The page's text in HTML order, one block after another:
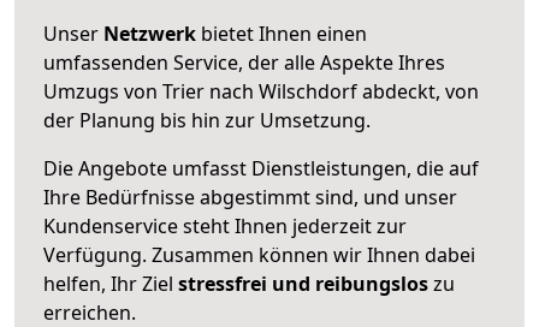
Unser Netzwerk bietet Ihnen einen
umfassenden Service, der alle Aspekte Ihres
Umzugs von Trier nach Wilschdorf abdeckt, von
der Planung bis hin zur Umsetzung.
Die Angebote umfasst Dienstleistungen, die auf
Ihre Bedürfnisse abgestimmt sind, und unser
Kundenservice steht Ihnen jederzeit zur
Verfügung. Zusammen können wir Ihnen dabei
helfen, Ihr Ziel stressfrei und reibungsloszu
erreichen.